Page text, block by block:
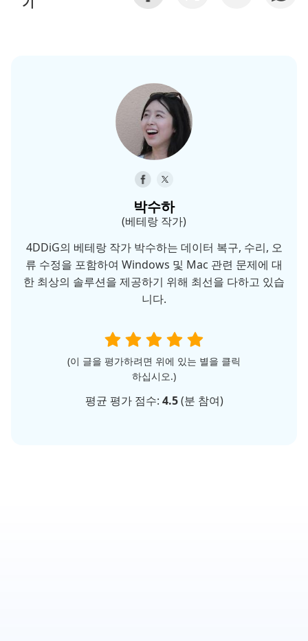
박수하
(베테랑 작가)
4DDiG의 베테랑 작가 박수하는 데이터 복구, 수리, 오
류 수정을 포함하여 Windows 및 Mac 관련 문제에 대
한 최상의 솔루션을 제공하기 위해 최선을 다하고 있습
니다.
(이 글을 평가하려면 위에 있는 별을 클릭
하십시오.)
평균 평가 점수: 4.5(분 참여)